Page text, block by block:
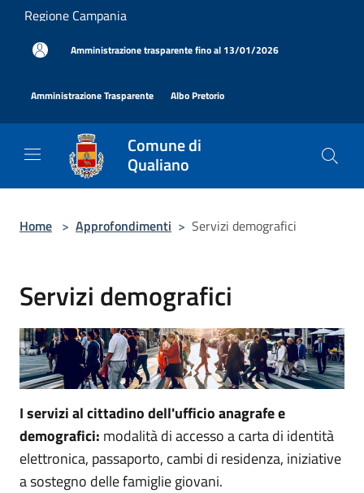
Salta al contenuto principale
Regione Campania
Amministrazione trasparente fino al 13/01/2026
Amministrazione Trasparente Albo Pretorio
Comune di
Qualiano
Home > Approfondimenti > Servizi demografici
Servizi demografici
I servizi al cittadino dell'ufficio anagrafe e
demografici: modalità di accesso a carta di identità
elettronica, passaporto, cambi di residenza, iniziative
a sostegno delle famiglie giovani.